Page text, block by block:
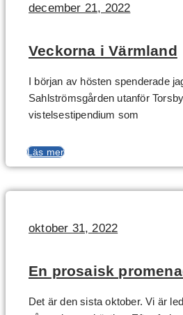
december 21, 2022
Veckorna i Värmland
I början av hösten spenderade
Sahlströmsgården utanför
vistelsestipendium som
Läs mer
oktober 31, 2022
En prosaisk
Det är den sista oktober. Vi är